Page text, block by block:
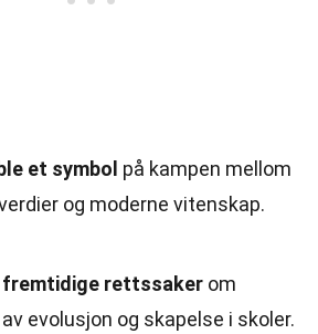
et symbol på kampen mellom
og moderne vitenskap.
fremtidige rettssaker om
evolusjon og skapelse i skoler.